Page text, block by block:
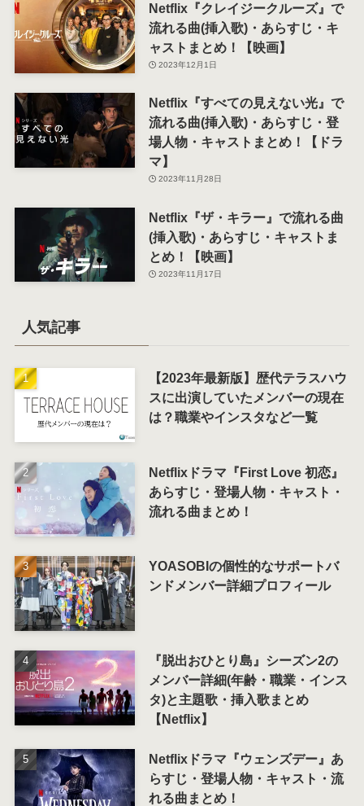
Netflix『クレイジークルーズ』で
流れる曲(挿入歌)・あらすじ・キ
ャストまとめ！【映画】
2023年12月1日
Netflix『すべての見えない光』で
流れる曲(挿入歌)・あらすじ・登
場人物・キャストまとめ！【ドラ
マ】
2023年11月28日
Netflix『ザ・キラー』で流れる曲
(挿入歌)・あらすじ・キャストま
とめ！【映画】
2023年11月17日
人気記事
【2023年最新版】歴代テラスハウ
スに出演していたメンバーの現在
は？職業やインスタなど一覧
Netflixドラマ『First Love 初恋』
あらすじ・登場人物・キャスト・
流れる曲まとめ！
YOASOBIの個性的なサポートバ
ンドメンバー詳細プロフィール
『脱出おひとり島』シーズン2の
メンバー詳細(年齢・職業・インス
タ)と主題歌・挿入歌まとめ
【Netflix】
Netflixドラマ『ウェンズデー』あ
らすじ・登場人物・キャスト・流
れる曲まとめ！